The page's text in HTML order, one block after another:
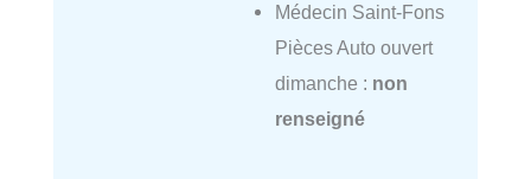
Médecin Saint-Fons
Pièces Auto ouvert
dimanche : non
renseigné